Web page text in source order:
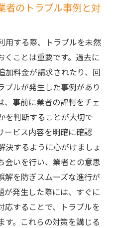
者のトラブル事例と対
用する際、トラブルを未然
くことは重要です。過去に
加料金が請求されたり、回
ブルが発生した事例があり
、事前に業者の評判をチェ
を判断することが大切で
ービス内容を明確に確認
決するように心がけましょ
会いを行い、業者との意思
解を防ぎスムーズな進行が
が発生した際には、すぐに
応することで、トラブルを
す。これらの対策を講じる